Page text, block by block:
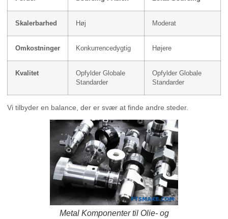
Skalerbarhed Høj Moderat
Omkostninger Konkurrencedygtig Højere
Kvalitet
Opfylder Globale
Standarder
Opfylder Globale
Standarder
Vi tilbyder en balance, der er svær at finde andre steder.
Metal Komponenter til Olie- og